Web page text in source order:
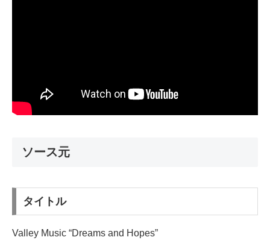
ソース元
タイトル
Valley Music “Dreams and Hopes”